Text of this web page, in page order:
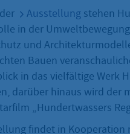
Ausstellung stehen
in der
und
Bauen
in das vielfältige Werk
darüber hinaus wird der
„Hundertwassers
findet in